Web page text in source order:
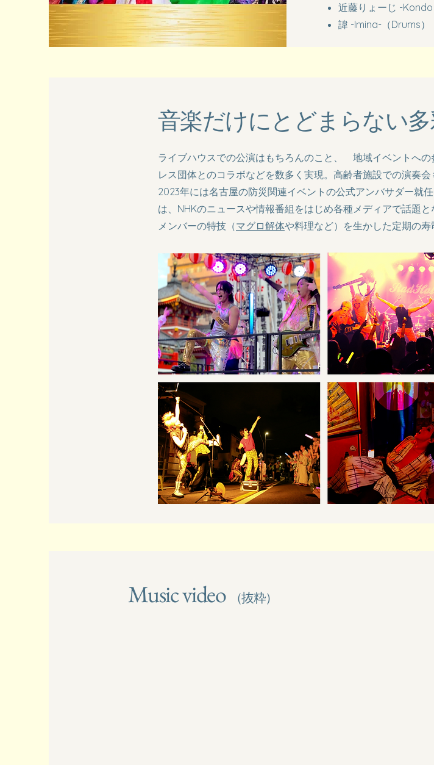
近藤りょーじ -Kondo
​諱 -Imina-（Drums）
音楽だけにとどまらない
ライブハウスでの公演はもちろんのこと、 地域イベントへ
レス団体とのコラボなどを数多く実現。高齢者施設での演奏会
2023年には名古屋の防災関連イベントの公式アンバサダー就
は、NHKのニュースや情報番組をはじめ各種メディアで話題と
メンバーの特技（マグロ解体や料理など）を生かした定期の寿
​Music video （抜粋）